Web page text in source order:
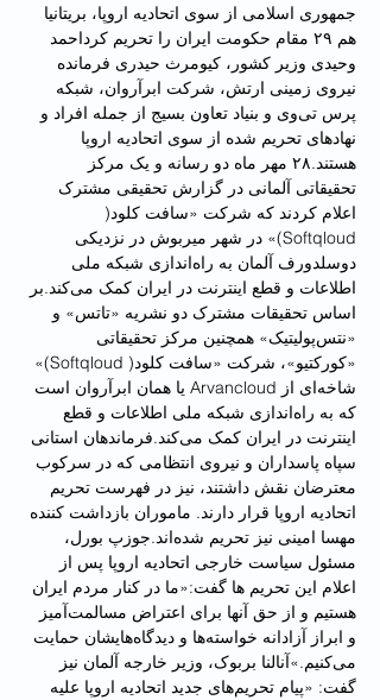
جمهوری اسلامی از سوی اتحادیه اروپا، بریتانیا
هم ۲۹ مقام حکومت ایران را تحریم کرداحمد
وحیدی وزیر کشور، کیومرث حیدری فرمانده
نیروی زمینی ارتش، شرکت ابرآروان، شبکه
پرس‌ تی‌وی و بنیاد تعاون بسیج از جمله افراد و
نهادهای تحریم شده از سوی اتحادیه اروپا
هستند.۲۸ مهر ماه دو رسانه و یک مرکز
تحقیقاتی آلمانی در گزارش تحقیقی مشترک
اعلام کردند که شرکت «سافت کلود(
Softqloud)» در شهر میربوش در نزدیکی
دوسلدورف آلمان به راه‌اندازی شبکه ملی
اطلاعات و قطع اینترنت در ایران کمک می‌کند.بر
اساس تحقیقات مشترک دو نشریه «تاتس» و
«نتس‌پولیتیک» همچنین مرکز تحقیقاتی
«کورکتیو»، شرکت «سافت کلود( Softqloud)»
شاخه‌ای از Arvancloud یا همان ابرآروان است
که به راه‌اندازی شبکه ملی اطلاعات و قطع
اینترنت در ایران کمک می‌کند.فرماندهان استانی
سپاه پاسداران و نیروی انتظامی که در سرکوب
معترضان نقش داشتند، نیز در فهرست تحریم
اتحادیه اروپا قرار دارند. ماموران بازداشت کننده
مهسا امینی نیز تحریم شده‌اند.جوزپ بورل،
مسئول سیاست خارجی اتحادیه اروپا پس از
اعلام این تحریم ها گفت:«ما در کنار مردم ایران
هستیم و از حق آنها برای اعتراض مسالمت‌آمیز
و ابراز آزادانه خواسته‌ها و دیدگاه‌هایشان حمایت
می‌کنیم.»آنالنا بربوک، وزیر خارجه آلمان نیز
گفت: «پیام تحریم‌های جدید اتحادیه اروپا علیه